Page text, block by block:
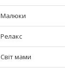
Малюки
Релакс
Світ мами